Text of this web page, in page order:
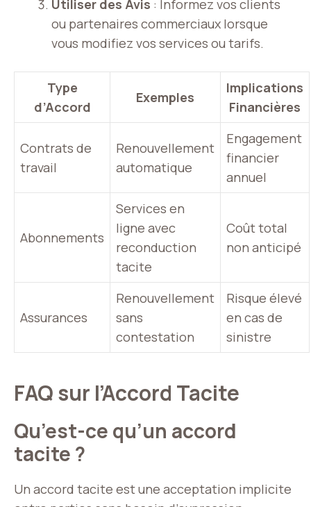
Utiliser des Avis : Informez vos clients
ou partenaires commerciaux lorsque
vous modifiez vos services ou tarifs.
Type
d’Accord
Exemples
Implications
Financières
Contrats de
travail
Renouvellement
automatique
Engagement
financier
annuel
Abonnements
Services en
ligne avec
reconduction
tacite
Coût total
non anticipé
Assurances
Renouvellement
sans
contestation
Risque élevé
en cas de
sinistre
FAQ sur l’Accord Tacite
Qu’est-ce qu’un accord
tacite ?
Un accord tacite est une acceptation implicite